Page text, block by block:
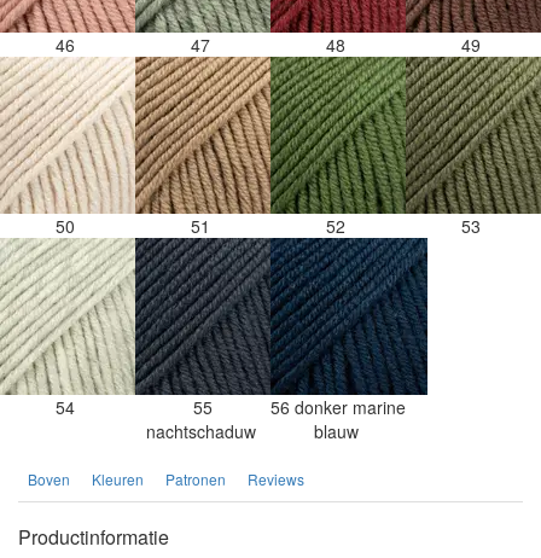
46 47 48 49
50 51 52 53
54
55
nachtschaduw
56 donker marine
blauw
Boven Kleuren Patronen Reviews
Productinformatie